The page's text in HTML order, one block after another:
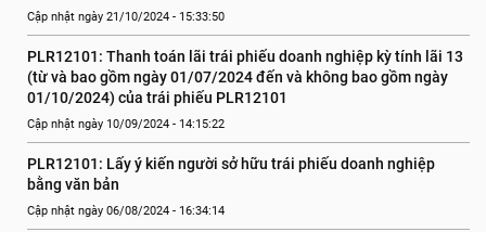
Cập nhật ngày 21/10/2024 - 15:33:50
PLR12101: Thanh toán lãi trái phiếu doanh nghiệp kỳ tính lãi 13
(từ và bao gồm ngày 01/07/2024 đến và không bao gồm ngày
01/10/2024) của trái phiếu PLR12101
Cập nhật ngày 10/09/2024 - 14:15:22
PLR12101: Lấy ý kiến người sở hữu trái phiếu doanh nghiệp
bằng văn bản
Cập nhật ngày 06/08/2024 - 16:34:14